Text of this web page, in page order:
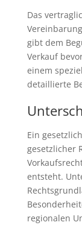
Das
gibt dem
Verkauf
einem
detaillierte
Ein
gesetzlicher
entsteht.
regionalen